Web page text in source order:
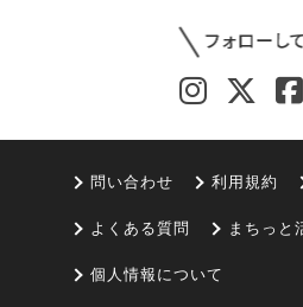
問い合わせ 利用規約
よくある質問 まちっと
個人情報について